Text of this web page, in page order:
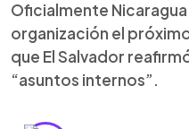
Oficialmente
organización el
que El Salvador
“asuntos internos”.